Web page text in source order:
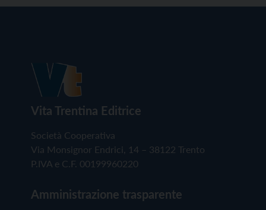
Vita Trentina Editrice
Società Cooperativa
Via Monsignor Endrici, 14 – 38122 Trento
P.IVA e C.F. 00199960220
Amministrazione trasparente